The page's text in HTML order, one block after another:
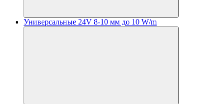
Универсальные 24V 8-10 мм до 10 W/m